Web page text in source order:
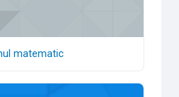
matematic